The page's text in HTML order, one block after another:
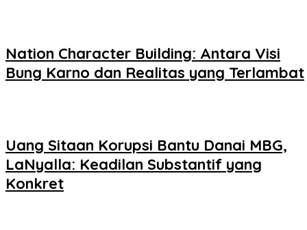
Nation Character Building: Antara Visi
Bung Karno dan Realitas yang Terlambat
Uang Sitaan Korupsi Bantu Danai MBG,
LaNyalla: Keadilan Substantif yang
Konkret